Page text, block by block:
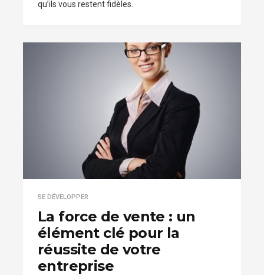
qu’ils vous restent fidèles.
SE DÉVELOPPER
La force de vente : un
élément clé pour la
réussite de votre
entreprise